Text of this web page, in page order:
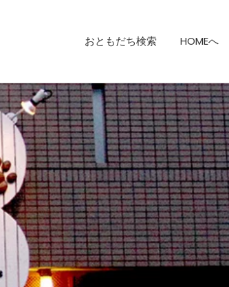
おともだち検索 HOMEへ